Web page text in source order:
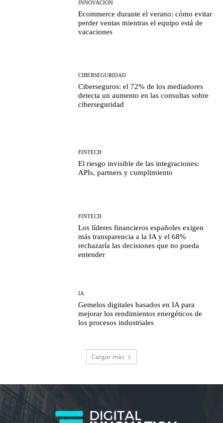
INNOVACIÓN
Ecommerce durante el verano: cómo evitar
perder ventas mientras el equipo está de
vacaciones
CIBERSEGURIDAD
Ciberseguros: el 72% de los mediadores
detecta un aumento en las consultas sobre
ciberseguridad
FINTECH
El riesgo invisible de las integraciones:
APIs, partners y cumplimiento
FINTECH
Los líderes financieros españoles exigen
más transparencia a la IA y el 68%
rechazaría las decisiones que no pueda
entender
IA
Gemelos digitales basados en IA para
mejorar los rendimientos energéticos de
los procesos industriales
Cargar más